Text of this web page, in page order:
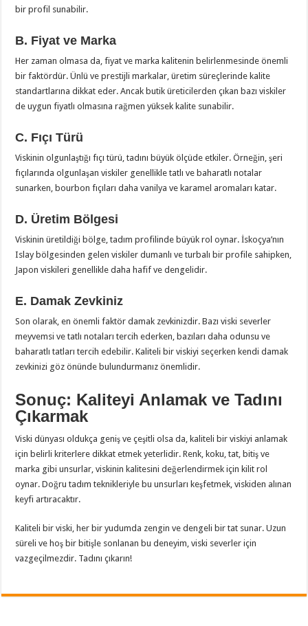
bir profil sunabilir.
B. Fiyat ve Marka
Her zaman olmasa da, fiyat ve marka kalitenin belirlenmesinde önemli
bir faktördür. Ünlü ve prestijli markalar, üretim süreçlerinde kalite
standartlarına dikkat eder. Ancak butik üreticilerden çıkan bazı viskiler
de uygun fiyatlı olmasına rağmen yüksek kalite sunabilir.
C. Fıçı Türü
Viskinin olgunlaştığı fıçı türü, tadını büyük ölçüde etkiler. Örneğin, şeri
fıçılarında olgunlaşan viskiler genellikle tatlı ve baharatlı notalar
sunarken, bourbon fıçıları daha vanilya ve karamel aromaları katar.
D. Üretim Bölgesi
Viskinin üretildiği bölge, tadım profilinde büyük rol oynar. İskoçya’nın
Islay bölgesinden gelen viskiler dumanlı ve turbalı bir profile sahipken,
Japon viskileri genellikle daha hafif ve dengelidir.
E. Damak Zevkiniz
Son olarak, en önemli faktör damak zevkinizdir. Bazı viski severler
meyvemsi ve tatlı notaları tercih ederken, bazıları daha odunsu ve
baharatlı tatları tercih edebilir. Kaliteli bir viskiyi seçerken kendi damak
zevkinizi göz önünde bulundurmanız önemlidir.
Sonuç: Kaliteyi Anlamak ve Tadını
Çıkarmak
Viski dünyası oldukça geniş ve çeşitli olsa da, kaliteli bir viskiyi anlamak
için belirli kriterlere dikkat etmek yeterlidir. Renk, koku, tat, bitiş ve
marka gibi unsurlar, viskinin kalitesini değerlendirmek için kilit rol
oynar. Doğru tadım teknikleriyle bu unsurları keşfetmek, viskiden alınan
keyfi artıracaktır.
Kaliteli bir viski, her bir yudumda zengin ve dengeli bir tat sunar. Uzun
süreli ve hoş bir bitişle sonlanan bu deneyim, viski severler için
vazgeçilmezdir. Tadını çıkarın!